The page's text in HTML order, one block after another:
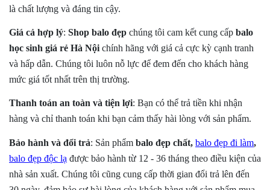
là chất lượng và đáng tin cậy.
Giá cả hợp lý: Shop balo đẹp chúng tôi cam kết cung cấp balo
học sinh giá rẻ Hà Nội chính hãng với giá cả cực kỳ cạnh tranh
và hấp dẫn. Chúng tôi luôn nỗ lực để đem đến cho khách hàng
mức giá tốt nhất trên thị trường.
Thanh toán an toàn và tiện lợi: Bạn có thể trả tiền khi nhận
hàng và chỉ thanh toán khi bạn cảm thấy hài lòng với sản phẩm.
Bảo hành và đổi trả: Sản phẩm balo đẹp chất, balo đẹp đi làm,
balo đẹp độc lạ được bảo hành từ 12 - 36 tháng theo điều kiện của
nhà sản xuất. Chúng tôi cũng cung cấp thời gian đổi trả lên đến